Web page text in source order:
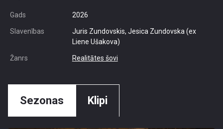
Gads 2026
Slavenības
Juris Zundovskis, Jesica Zundovska (ex
Liene Ušakova)
Žanrs Realitātes šovi
Sezonas Klipi